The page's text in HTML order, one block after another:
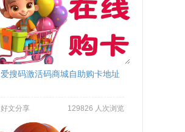
爱搜码激活码商城自助购卡地址
好文分享 129826 人次浏览